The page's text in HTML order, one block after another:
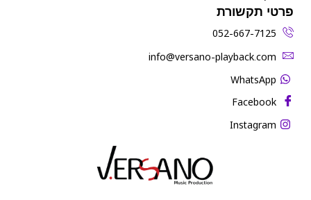
פרטי תקשורת
052-667-7125
‫info@versano-playback.com‬
WhatsApp
Facebook
Instagram